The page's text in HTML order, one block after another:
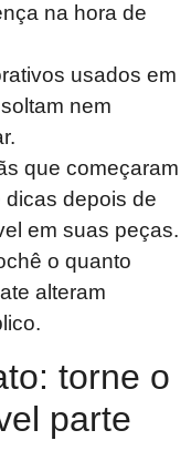
na hora de
usados em
nem
que começaram
depois de
em suas peças.
o quanto
alteram
torne o
parte